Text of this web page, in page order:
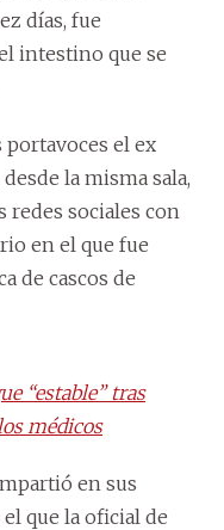
días, fue
intestino que se
portavoces el ex
la misma sala,
sociales con
en el que fue
de cascos de
“estable” tras
médicos
en sus
que la oficial de